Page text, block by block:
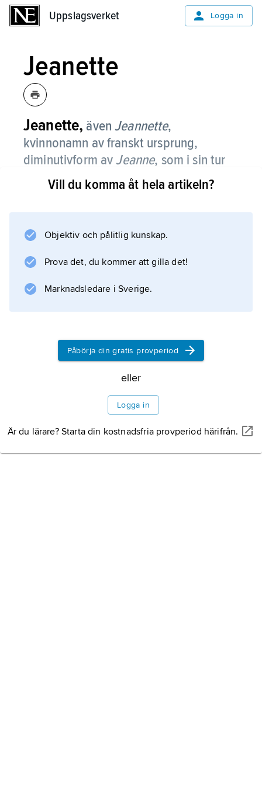
Uppslagsverket Logga in
Jeanette
Jeanette, ävenJeannette,
kvinnonamn av franskt ursprung,
diminutivform avJeanne, som i sin tur
är den franska formen av Johanna
liksom på 1960- och 70-talen.
Information om artikeln
Vill du komma åt hela artikeln?
Objektiv och pålitlig kunskap.
Prova det, du kommer att gilla det!
Marknadsledare i Sverige.
Påbörja din gratis provperiod
eller
Logga in
Är du lärare? Starta din kostnadsfria provperiod härifrån.